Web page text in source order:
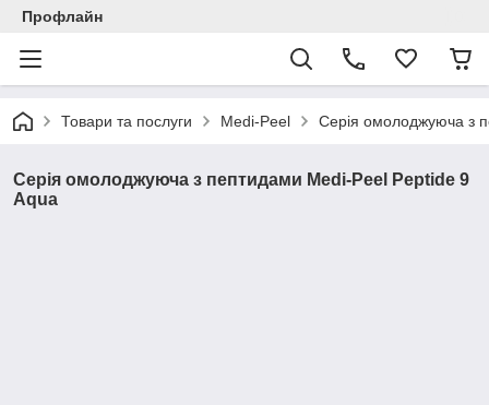
Профлайн
Товари та послуги Medi-Peel Серія омолоджуюча з
Серія омолоджуюча з пептидами Medi-Peel Peptide 9
Aqua